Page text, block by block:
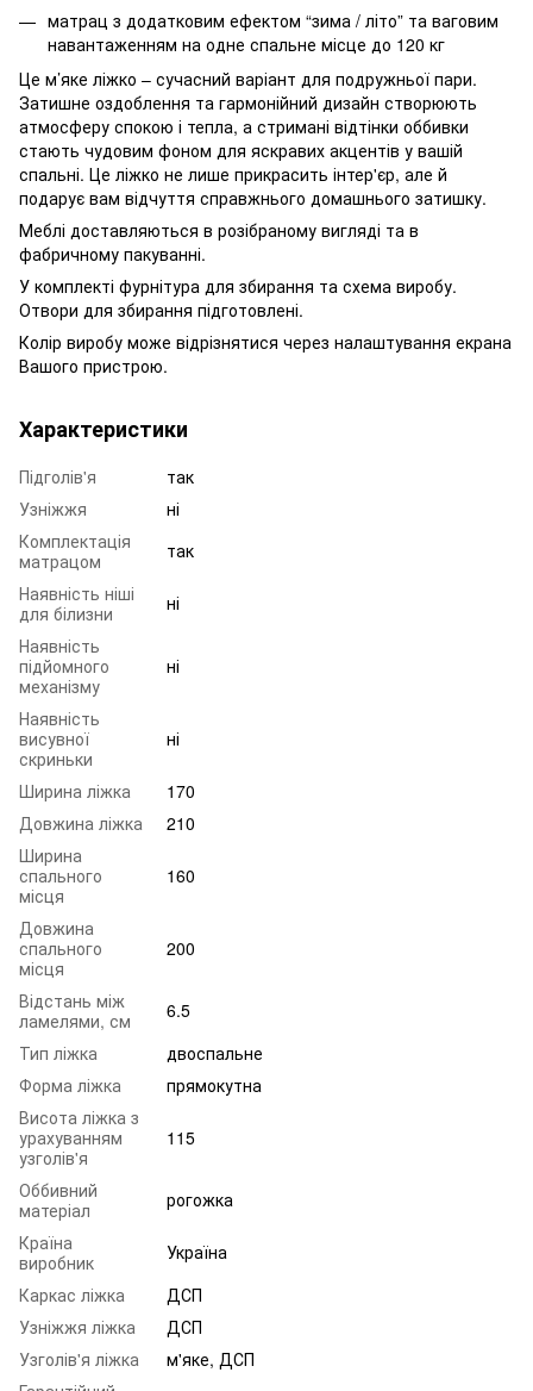
матрац з додатковим ефектом “зима / літо” та ваговим
навантаженням на одне спальне місце до 120 кг
Це м’яке ліжко – сучасний варіант для подружньої пари.
Затишне оздоблення та гармонійний дизайн створюють
атмосферу спокою і тепла, а стримані відтінки оббивки
стають чудовим фоном для яскравих акцентів у вашій
спальні. Це ліжко не лише прикрасить інтер'єр, але й
подарує вам відчуття справжнього домашнього затишку.
Меблі доставляються в розібраному вигляді та в
фабричному пакуванні.
У комплекті фурнітура для збирання та схема виробу.
Отвори для збирання підготовлені.
Колір виробу може відрізнятися через налаштування екрана
Вашого пристрою.
Характеристики
Підголів'я
так
Узніжжя
ні
Комплектація
матрацом
так
Наявність ніші
для білизни
ні
Наявність
підйомного
механізму
ні
Наявність
висувної
скриньки
ні
Ширина ліжка
170
Довжина ліжка
210
Ширина
спального
місця
160
Довжина
спального
місця
200
Відстань між
ламелями, см
6.5
Тип ліжка
двоспальне
Форма ліжка
прямокутна
Висота ліжка з
урахуванням
узголів'я
115
Оббивний
матеріал
рогожка
Країна
виробник
Україна
Каркас ліжка
ДСП
Узніжжя ліжка
ДСП
Узголів'я ліжка
м'яке, ДСП